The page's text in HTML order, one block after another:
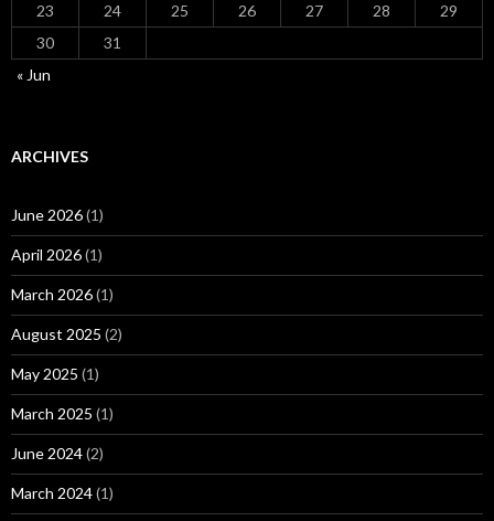
23
24 25 26 27 28
29
30
31
« Jun
ARCHIVES
June 2026(1)
April 2026(1)
March 2026(1)
August 2025 (2)
May 2025 (1)
March 2025 (1)
June 2024(2)
March 2024(1)